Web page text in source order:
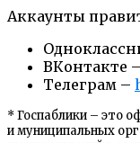
Аккаунты
ВКонтакте –
Телеграм –
* Госпаблики – это
и муниципальных